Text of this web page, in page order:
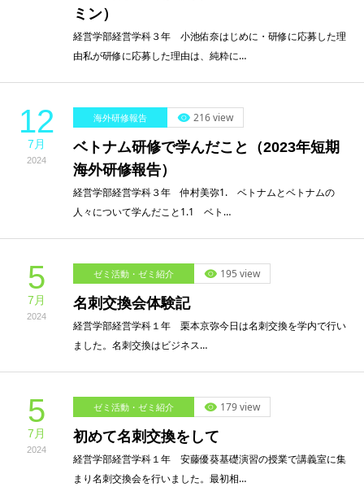
ミン）
経営学部経営学科３年 小池佑奈はじめに・研修に応募した理
由私が研修に応募した理由は、純粋に…
12
7月
2024
海外研修報告 216 view
ベトナム研修で学んだこと（2023年短期
海外研修報告）
経営学部経営学科３年 仲村美弥1. ベトナムとベトナムの
人々について学んだこと1.1 ベト…
5
7月
2024
ゼミ活動・ゼミ紹介 195 view
名刺交換会体験記
経営学部経営学科１年 栗本京弥今日は名刺交換を学内で行い
ました。名刺交換はビジネス…
5
7月
2024
ゼミ活動・ゼミ紹介 179 view
初めて名刺交換をして
経営学部経営学科１年 安藤優葵基礎演習の授業で講義室に集
まり名刺交換会を行いました。最初相…